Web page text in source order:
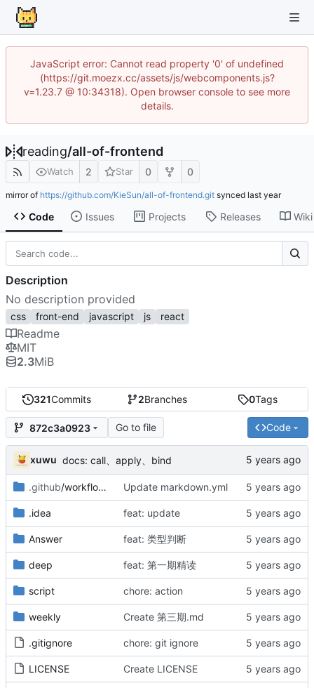
JavaScript error: Cannot read property '0' of undefined
(https://git.moezx.cc/assets/js/webcomponents.js?
v=1.23.7 @ 10:34318). Open browser console to see more
details.
reading/all-of-frontend
Watch 2 Star 0 0
mirror of https://github.com/KieSun/all-of-frontend.git synced
Code Issues Projects Releases Wiki
321Commits 2Branches 0Tags
872c3a0923 Go to file Code
xuwu docs: call、apply、bind
.github/workflows Update markdown.yml
.idea feat: update
Answer feat: 类型判断
deep feat: 第一期精读
script chore: action
weekly Create 第三期.md
.gitignore chore: git ignore
LICENSE Create LICENSE
Description
No description provided
css front-end javascript js react
Readme
MIT
2.3MiB